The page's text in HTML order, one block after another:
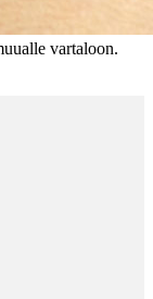
vartaloon.